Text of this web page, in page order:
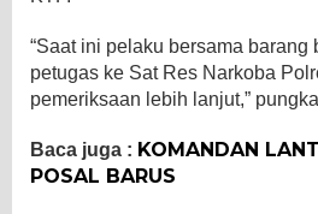
“Saat ini pelaku bersama barang
petugas ke Sat Res Narkoba
pemeriksaan lebih lanjut,”
Baca juga : KOMANDAN
POSAL BARUS